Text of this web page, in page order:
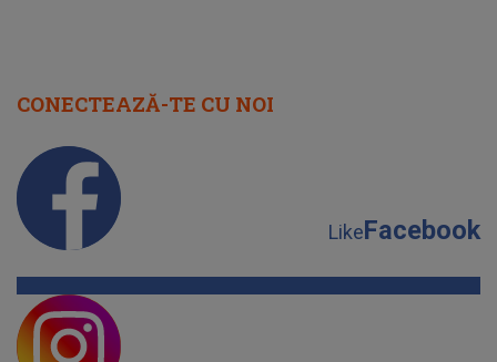
CONECTEAZĂ-TE CU NOI
LikeFacebook